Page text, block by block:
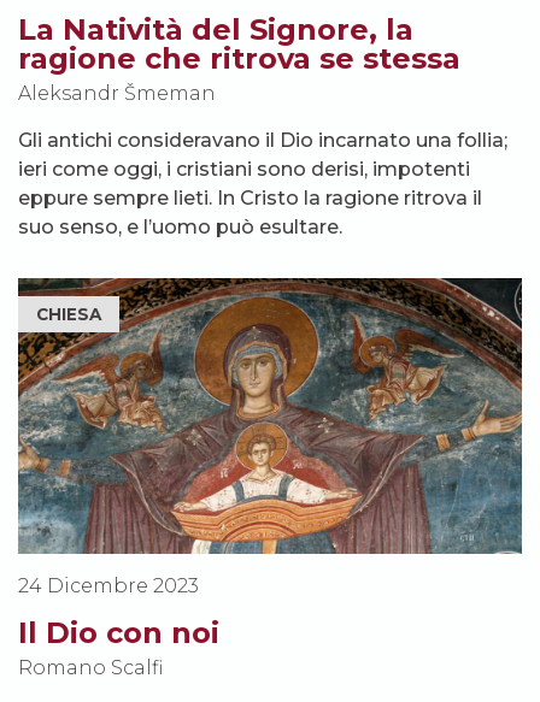
La Natività del Signore, la
ragione che ritrova se stessa
Aleksandr Šmeman
Gli antichi consideravano il Dio incarnato una follia;
ieri come oggi, i cristiani sono derisi, impotenti
eppure sempre lieti. In Cristo la ragione ritrova il
suo senso, e l’uomo può esultare.
CHIESA
24 Dicembre 2023
Il Dio con noi
Romano Scalfi